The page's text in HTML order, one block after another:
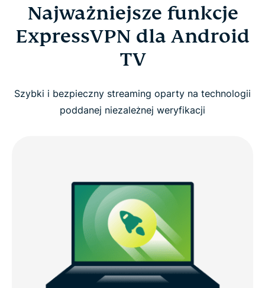
Najważniejsze funkcje
ExpressVPN dla Android
TV
Szybki i bezpieczny streaming oparty na technologii
poddanej niezależnej weryfikacji